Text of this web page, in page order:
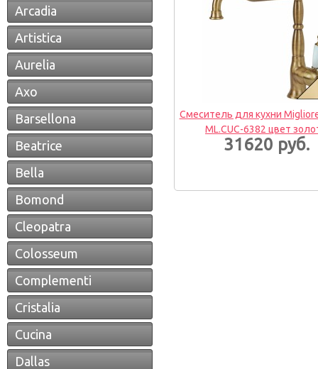
Arcadia
Artistica
Aurelia
Axo
Barsellona
Beatrice
Bella
Bomond
Cleopatra
Colosseum
Complementi
Cristalia
Cucina
Dallas
Смеситель для кухни
ML.CUC-6382 цвет
31620 руб.